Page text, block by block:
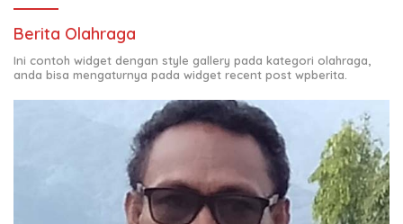
Berita Olahraga
Ini contoh widget dengan style gallery pada kategori olahraga,
anda bisa mengaturnya pada widget recent post wpberita.